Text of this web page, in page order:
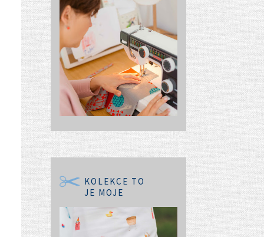
KOLEKCE TO
JE MOJE